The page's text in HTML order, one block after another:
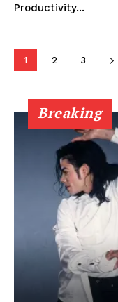
Productivity...
1 2 3
Breaking